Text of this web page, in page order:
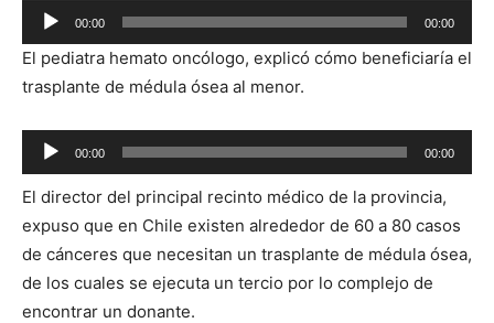
Reproductor
de
audio
00:00 00:00
El pediatra hemato oncólogo, explicó cómo beneficiaría el
trasplante de médula ósea al menor.
Reproductor
de
audio
00:00 00:00
El director del principal recinto médico de la provincia,
expuso que en Chile existen alrededor de 60 a 80 casos
de cánceres que necesitan un trasplante de médula ósea,
de los cuales se ejecuta un tercio por lo complejo de
encontrar un donante.